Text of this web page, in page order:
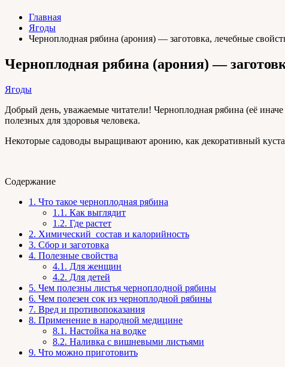
Главная
Ягоды
Черноплодная рябина (арония) — заготовка, лечебные
Черноплодная рябина (арония) —
Ягоды
Добрый день, уважаемые читатели! Черноплодная рябина (её
полезных для здоровья человека.
Некоторые садоводы выращивают аронию, как декоративный
Содержание
1. Что такое черноплодная рябина
1.1. Как выглядит
1.2. Где растет
2. Химический состав и калорийность
3. Сбор и заготовка
4. Полезные свойства
4.1. Для женщин
4.2. Для детей
5. Чем полезны листья черноплодной рябины
6. Чем полезен сок из черноплодной рябины
7. Вред и противопоказания
8. Применение в народной медицине
8.1. Настойка на водке
8.2. Наливка с вишневыми листьями
9. Что можно приготовить